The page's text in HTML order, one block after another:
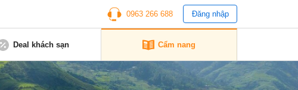
0963 266 688 Đăng nhập
Deal khách sạn Cẩm nang